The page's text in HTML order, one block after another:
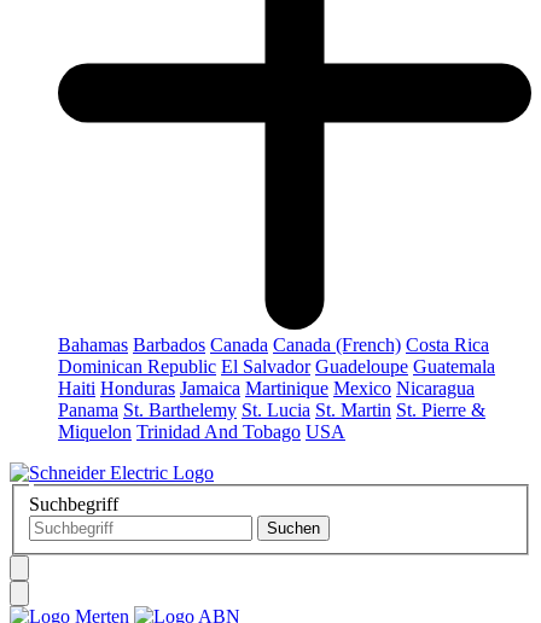
Bahamas Barbados Canada Canada (French) Costa Rica
Dominican Republic El Salvador Guadeloupe Guatemala
Haiti Honduras Jamaica Martinique Mexico Nicaragua
Panama St. Barthelemy St. Lucia St. Martin St. Pierre &
Miquelon Trinidad And Tobago USA
Suchbegriff